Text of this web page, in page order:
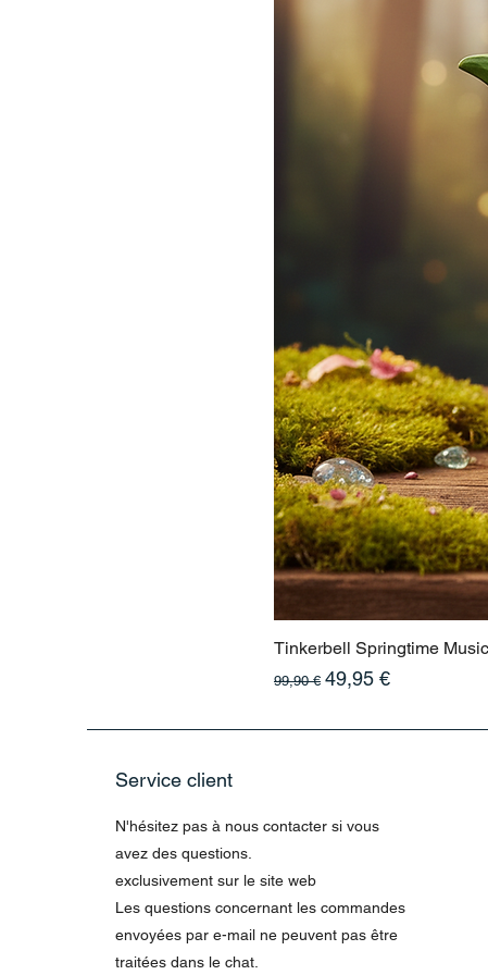
Tinkerbell Springtime
Prix original
99,90 € Prix promotionnel
49,95 €
Service client
N'hésitez pas à nous contacter si vous
avez des questions.
exclusivement sur le site web
Les questions concernant les commandes
envoyées par e-mail ne peuvent pas être
traitées dans le chat.